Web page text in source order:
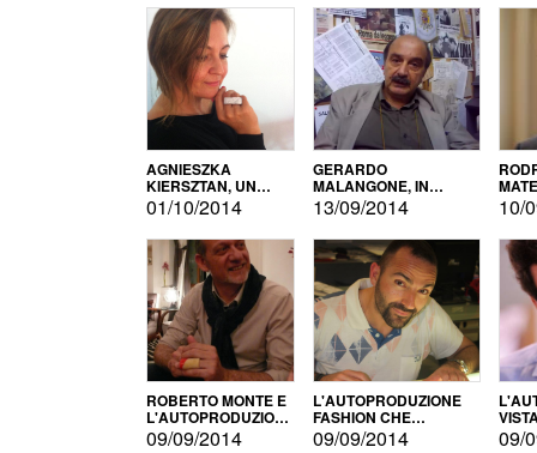
AGNIESZKA
KIERSZTAN, UN
MODELLO DI
AUTOPRODUZIONE
01/10/2014
GERARDO
MALANGONE, IN
GIURIA PER IL
CONCORSO
LETTERARIO
13/09/2014 10/
ROBERTO MONTE E
L'AUTOPRODUZIONE
CON IL CENSIMENTO
09/09/2014
L'AUTOPRODUZIONE
FASHION CHE
CONQUISTA GLI USA
09/09/2014 09/